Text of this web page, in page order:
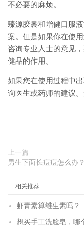
不必要的麻烦。
臻源胶囊和增健口服
案。但是如果你在使
咨询专业人士的意见
健品的作用。
如果您在使用过程中
询医生或药师的建议
上一篇
男生下面长痘痘怎么办？
相关推荐
虾青素算维生素吗？
想买手工洗脸皂，哪